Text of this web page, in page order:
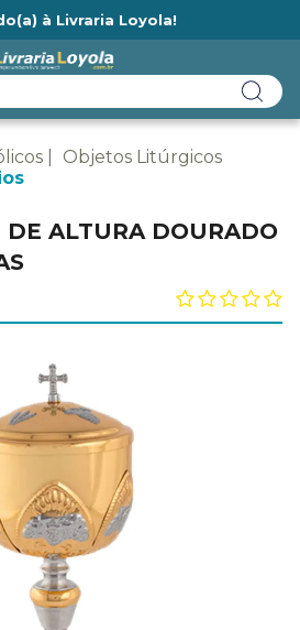
à Livraria Loyola!
Objetos Litúrgicos
ALTURA DOURADO